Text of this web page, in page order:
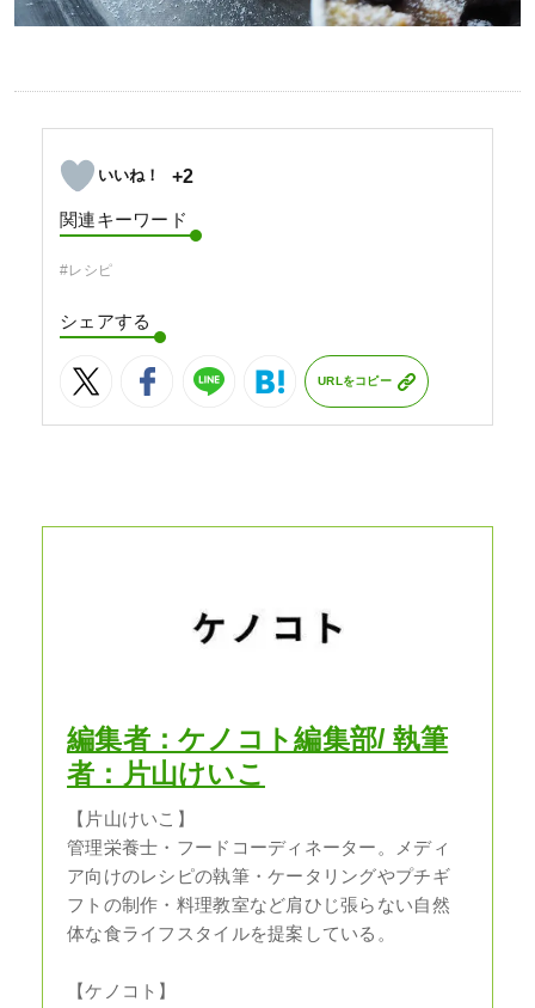
+2
関連キーワード
#レシピ
シェアする
URLをコピー
編集者：ケノコト編集部/ 執筆
者：片山けいこ
【片山けいこ】
管理栄養士・フードコーディネーター。メディ
ア向けのレシピの執筆・ケータリングやプチギ
フトの制作・料理教室など肩ひじ張らない自然
体な食ライフスタイルを提案している。
【ケノコト】